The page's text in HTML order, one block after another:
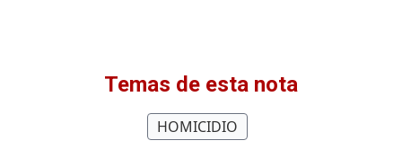
Temas de esta nota
HOMICIDIO